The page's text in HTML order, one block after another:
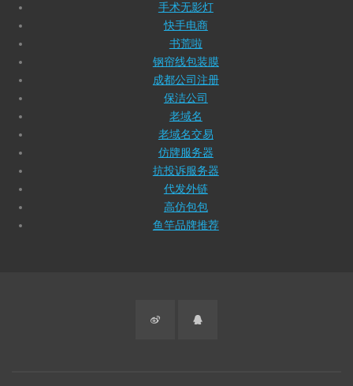
手术无影灯
快手电商
书荒啦
钢帘线包装膜
成都公司注册
保洁公司
老域名
老域名交易
仿牌服务器
抗投诉服务器
代发外链
高仿包包
鱼竿品牌推荐
微 QQ